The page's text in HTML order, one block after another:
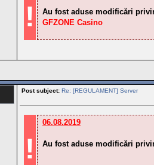
!
Au fost aduse modificări
GFZONE Casino
Post subject: Re: [REGULAMENT] Server
!
06.08.2019
Au fost aduse modificări